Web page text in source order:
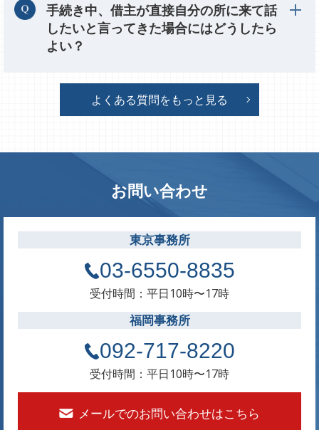
手続き中、借主が直接自分の所に来て話
したいと言ってきた場合にはどうしたら
よい？
よくある質問をもっと見る
お問い合わせ
東京事務所
03-6550-8835
受付時間：平日10時〜17時
福岡事務所
092-717-8220
受付時間：平日10時〜17時
メールでのお問い合わせはこちら